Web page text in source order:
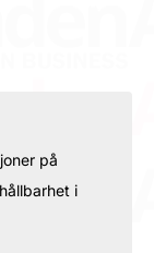
på
i